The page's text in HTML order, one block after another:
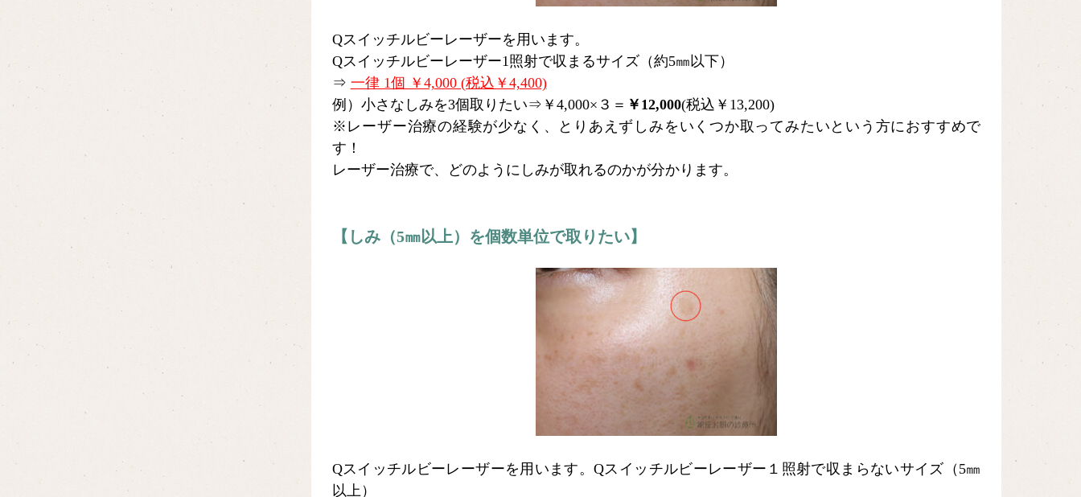
Qスイッチルビーレーザーを用います。
Qスイッチルビーレーザー1照射で収まるサイズ（約5㎜以下）
⇒ 一律 1個 ￥4,000 (税込￥4,400)
例）小さなしみを3個取りたい⇒￥4,000×３＝ ￥12,000(税込￥13,200)
※レーザー治療の経験が少なく、とりあえずしみをいくつか取ってみたいという方におすすめで
す！
レーザー治療で、どのようにしみが取れるのかが分かります。
【しみ（5㎜以上）を個数単位で取りたい】
Qスイッチルビーレーザーを用います。Qスイッチルビーレーザー１照射で収まらないサイズ（5㎜
以上）